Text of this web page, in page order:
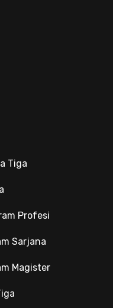
Tiga
Profesi
Sarjana
Magister